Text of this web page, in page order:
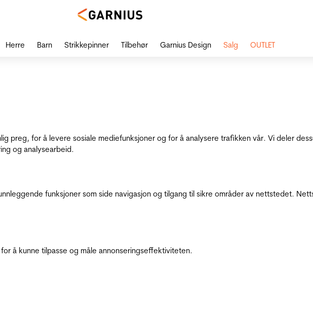
preg, for å levere sosiale mediefunksjoner og for å analysere trafikken vår. Vi deler
og analysearbeid.
funksjoner som side navigasjon og tilgang til sikre områder av nettstedet.
å kunne tilpasse og måle annonseringseffektiviteten.
Herre Barn Strikkepinner Tilbehør Garnius Design Salg OUTLET